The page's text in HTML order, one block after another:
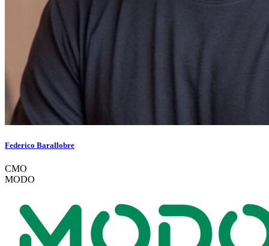
Federico Barallobre
CMO
MODO